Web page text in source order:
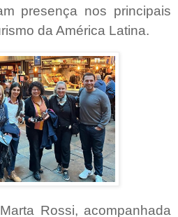
presença nos principais
da América Latina.
Rossi, acompanhada